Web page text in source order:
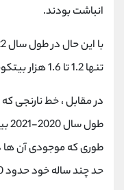
انباشت بودند.
تنها 1.2 تا 1.6 هزار بیتکوین خودشان را فروختند.
در مقابل ، خط نارنجی
طوری که موجودی‌ آن ها
حد چند ساله خود حدود 690 هزار بیتکوین رسیده بود.